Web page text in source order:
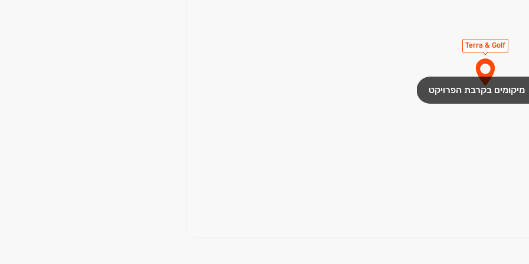
Terra & Golf
מיקומים בקרבת הפרויקט